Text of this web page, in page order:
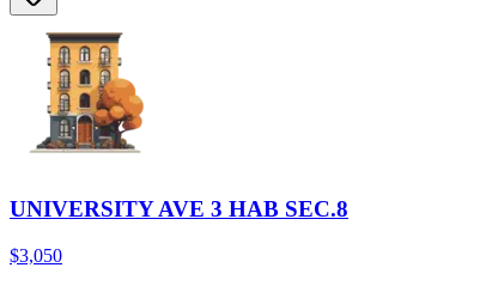
UNIVERSITY AVE 3 HAB SEC.8
$3,050